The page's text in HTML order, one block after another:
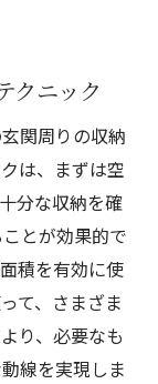
クニック
関周りの収納
は、まずは空
分な収納を確
とが効果的で
積を有効に使
て、さまざま
り、必要なも
線を実現しま